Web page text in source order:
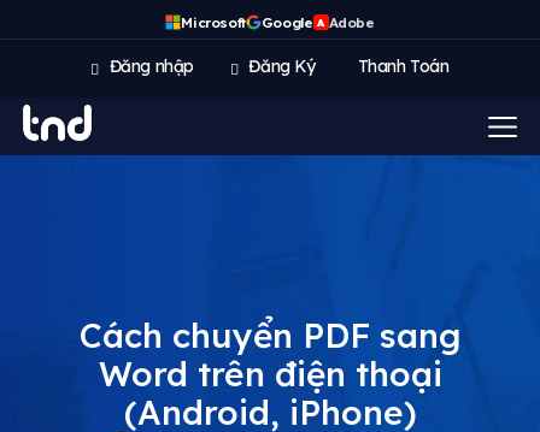
Microsoft Google A Adobe
Đăng nhập Đăng Ký Thanh Toán
Cách chuyển PDF sang
Word trên điện thoại
(Android, iPhone)